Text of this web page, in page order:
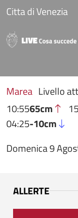
Salta al contenuto
Citta di Venezia
Marea Livello
10:5565cm
04:25-10cm
Domenica 9
ALLERTE